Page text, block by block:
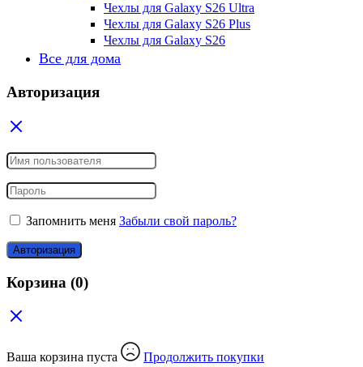
Чехлы для Galaxy S26 Ultra
Чехлы для Galaxy S26 Plus
Чехлы для Galaxy S26
Все для дома
Авторизация
Запомнить меня Забыли свой пароль?
Авторизация
Корзина (0)
Ваша корзина пуста Продолжить покупки